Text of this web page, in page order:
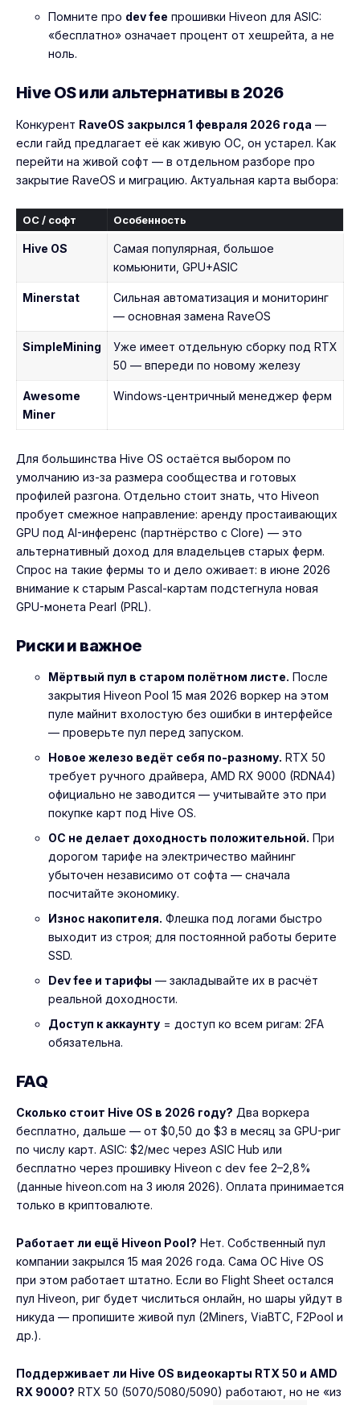
Помните про dev fee прошивки Hiveon для ASIC:
«бесплатно» означает процент от хешрейта, а не
ноль.
Hive OS или альтернативы в 2026
Конкурент RaveOS закрылся 1 февраля 2026 года —
если гайд предлагает её как живую ОС, он устарел. Как
перейти на живой софт — в отдельном разборе про
закрытие RaveOS и миграцию. Актуальная карта выбора:
ОС / софт Особенность
Hive OS
Самая популярная, большое
комьюнити, GPU+ASIC
Minerstat
Сильная автоматизация и мониторинг
— основная замена RaveOS
SimpleMining
Уже имеет отдельную сборку под RTX
50 — впереди по новому железу
Awesome
Miner
Windows-центричный менеджер ферм
Для большинства Hive OS остаётся выбором по
умолчанию из-за размера сообщества и готовых
профилей разгона. Отдельно стоит знать, что Hiveon
пробует смежное направление: аренду простаивающих
GPU под AI-инференс (партнёрство с Clore) — это
альтернативный доход для владельцев старых ферм.
Спрос на такие фермы то и дело оживает: в июне 2026
внимание к старым Pascal-картам подстегнула новая
GPU-монета Pearl (PRL).
Риски и важное
Мёртвый пул в старом полётном листе. После
закрытия Hiveon Pool 15 мая 2026 воркер на этом
пуле майнит вхолостую без ошибки в интерфейсе
— проверьте пул перед запуском.
Новое железо ведёт себя по-разному. RTX 50
требует ручного драйвера, AMD RX 9000 (RDNA4)
официально не заводится — учитывайте это при
покупке карт под Hive OS.
ОС не делает доходность положительной. При
дорогом тарифе на электричество майнинг
убыточен независимо от софта — сначала
посчитайте экономику.
Износ накопителя. Флешка под логами быстро
выходит из строя; для постоянной работы берите
SSD.
Dev fee и тарифы — закладывайте их в расчёт
реальной доходности.
Доступ к аккаунту = доступ ко всем ригам: 2FA
обязательна.
FAQ
Сколько стоит Hive OS в 2026 году? Два воркера
бесплатно, дальше — от $0,50 до $3 в месяц за GPU-риг
по числу карт. ASIC: $2/мес через ASIC Hub или
бесплатно через прошивку Hiveon с dev fee 2–2,8%
(данные hiveon.com на 3 июля 2026). Оплата принимается
только в криптовалюте.
Работает ли ещё Hiveon Pool? Нет. Собственный пул
компании закрылся 15 мая 2026 года. Сама ОС Hive OS
при этом работает штатно. Если во Flight Sheet остался
пул Hiveon, риг будет числиться онлайн, но шары уйдут в
никуда — пропишите живой пул (2Miners, ViaBTC, F2Pool и
др.).
Поддерживает ли Hive OS видеокарты RTX 50 и AMD
RX 9000? RTX 50 (5070/5080/5090) работают, но не «из